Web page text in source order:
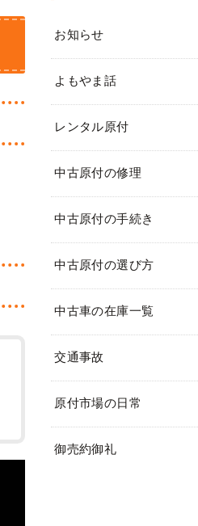
お知らせ
よもやま話
レンタル原付
中古原付の修理
中古原付の手続き
中古原付の選び方
中古車の在庫一覧
交通事故
原付市場の日常
御売約御礼